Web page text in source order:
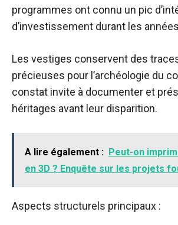
programmes ont connu un pic
d’investissement durant les
Les vestiges conservent des
précieuses pour l’archéologie du
constat invite à documenter et
héritages avant leur disparition.
A lire également : Peut-on
en 3D ? Enquête sur les projets
Aspects structurels principaux :